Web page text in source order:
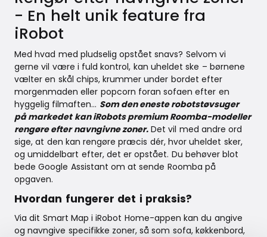
- En helt unik feature fra
iRobot
Med hvad med pludselig opstået snavs? Selvom vi
gerne vil være i fuld kontrol, kan uheldet ske – børnene
vælter en skål chips, krummer under bordet efter
morgenmaden eller popcorn foran sofaen efter en
hyggelig filmaften… Som den eneste robotstøvsuger
på markedet kan iRobots premium Roomba-modeller
rengøre efter navngivne zoner.Det vil med andre ord
sige, at den kan rengøre præcis dér, hvor uheldet sker,
og umiddelbart efter, det er opstået. Du behøver blot
bede Google Assistant om at sende Roomba på
opgaven.
Hvordan fungerer det i praksis?
Via dit Smart Map i iRobot Home-appen kan du angive
og navngive specifikke zoner, så som sofa, køkkenbord,